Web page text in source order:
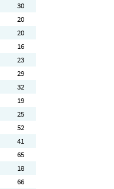
30
20
20
16
23
29
32
19
25
52
41
65
18
66